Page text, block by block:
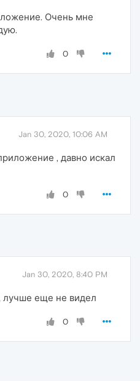
Очень мне
0
Jan 30, 2020, 10:06 AM
, давно искал
0
Jan 30, 2020, 8:40 PM
еще не видел
0